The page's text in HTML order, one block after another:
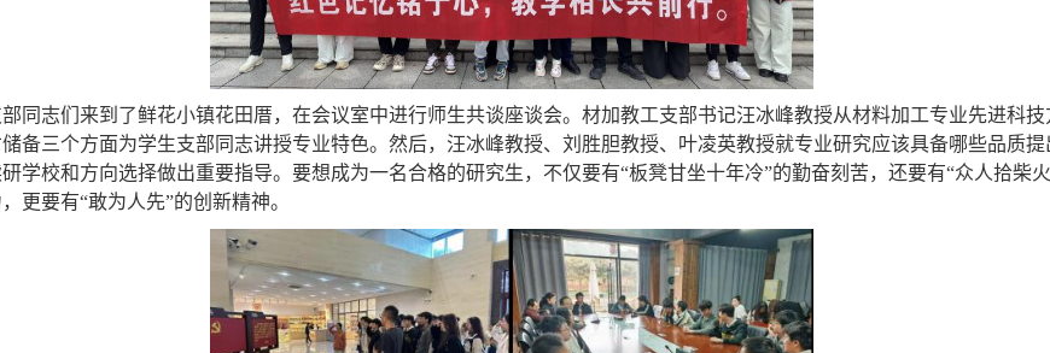
同志们来到了鲜花小镇花田厝，在会议室中进行师生共谈座谈会。材加教工支部书记汪冰峰教授从材料加工专业先进科
备三个方面为学生支部同志讲授专业特色。然后，汪冰峰教授、刘胜胆教授、叶凌英教授就专业研究应该具备哪些品质提
学校和方向选择做出重要指导。要想成为一名合格的研究生，不仅要有“板凳甘坐十年冷”的勤奋刻苦，还要有“众人拾柴
更要有“敢为人先”的创新精神。